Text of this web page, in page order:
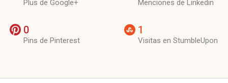
Plus de Google+ Menciones de Linkedin
0
Pins de Pinterest
1
Visitas en StumbleUpon